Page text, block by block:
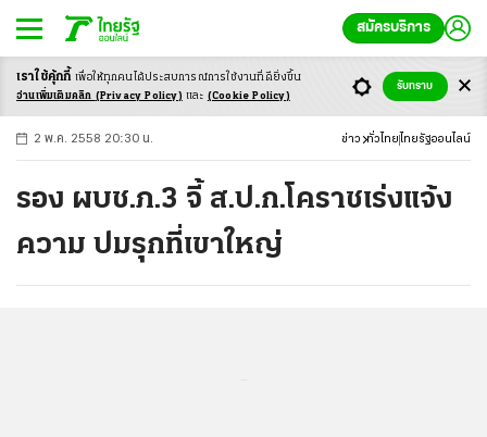
สมัครบริการ
-ก ก ก+
2 พ.ค. 2558 20:30 น. ข่าว ทั่วไทย ไทยรัฐออนไลน์
รอง ผบช.ภ.3 จี้ ส.ป.ก.โคราชเร่งแจ้ง
ความ ปมรุกที่เขาใหญ่
เราใช้คุ้กกี้ เพื่อให้ทุกคนได้ประสบการณ์การใช้งานที่ดียิ่งขึ้น
อ่านเพิ่มเติมคลิก (Privacy Policy) และ (Cookie Policy)
รับทราบ